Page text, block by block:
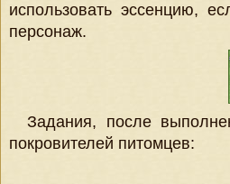
использовать эссенцию,
персонаж.
Задания, после
покровителей питомцев: